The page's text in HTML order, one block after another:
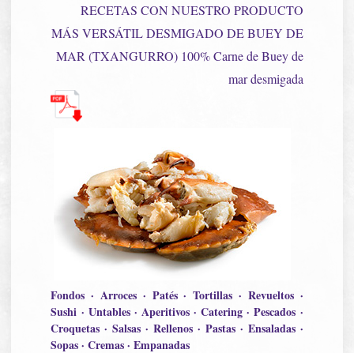
RECETAS CON NUESTRO PRODUCTO
MÁS VERSÁTIL DESMIGADO DE BUEY DE
MAR (TXANGURRO) 100% Carne de Buey de
mar desmigada
Fondos · Arroces · Patés · Tortillas · Revueltos ·
Sushi · Untables · Aperitivos · Catering · Pescados ·
Croquetas · Salsas · Rellenos · Pastas · Ensaladas ·
Sopas · Cremas · Empanadas